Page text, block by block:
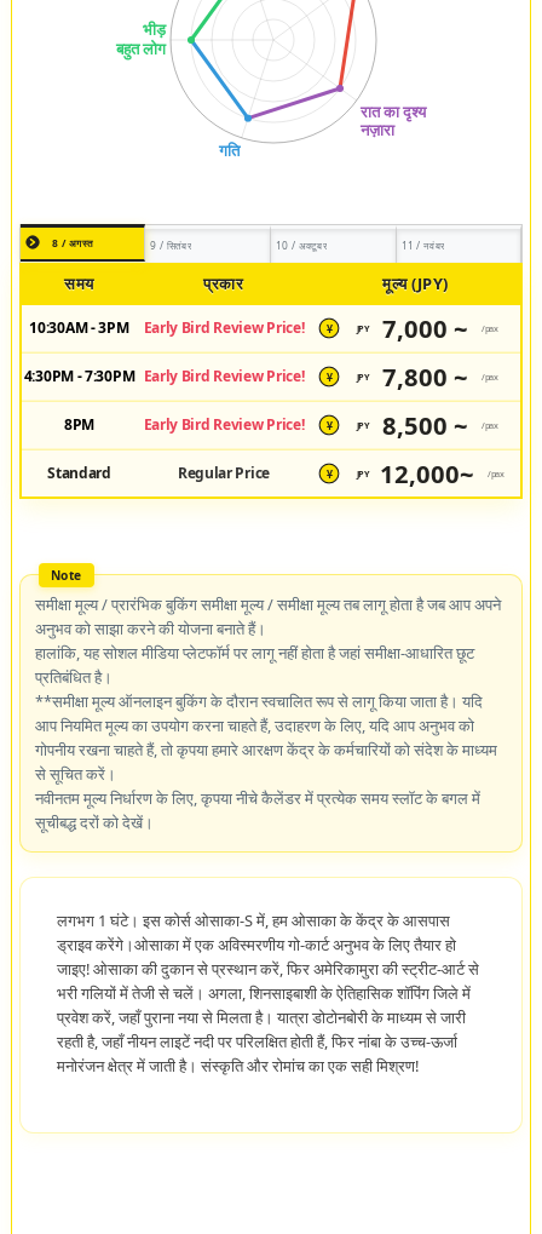
8 / अगस्त 9 / सितंबर 10 / अक्टूबर 11 / नवंबर
समय प्रकार मूल्य (JPY)
10:30AM - 3PM Early Bird Review Price! ¥ JPY 7,000 ~ /pax
4:30PM - 7:30PM Early Bird Review Price! ¥ JPY 7,800 ~ /pax
8PM Early Bird Review Price! ¥ JPY 8,500 ~ /pax
Standard Regular Price ¥ JPY 12,000~ /pax
समीक्षा मूल्य / प्रारंभिक बुकिंग समीक्षा मूल्य / समीक्षा मूल्य तब लागू होता है जब आप अपने
अनुभव को साझा करने की योजना बनाते हैं।
हालांकि, यह सोशल मीडिया प्लेटफॉर्म पर लागू नहीं होता है जहां समीक्षा-आधारित छूट
प्रतिबंधित है।
**समीक्षा मूल्य ऑनलाइन बुकिंग के दौरान स्वचालित रूप से लागू किया जाता है। यदि
आप नियमित मूल्य का उपयोग करना चाहते हैं, उदाहरण के लिए, यदि आप अनुभव को
गोपनीय रखना चाहते हैं, तो कृपया हमारे आरक्षण केंद्र के कर्मचारियों को संदेश के माध्यम
से सूचित करें।
नवीनतम मूल्य निर्धारण के लिए, कृपया नीचे कैलेंडर में प्रत्येक समय स्लॉट के बगल में
सूचीबद्ध दरों को देखें।
लगभग 1 घंटे। इस कोर्स ओसाका-S में, हम ओसाका के केंद्र के आसपास
ड्राइव करेंगे।ओसाका में एक अविस्मरणीय गो-कार्ट अनुभव के लिए तैयार हो
जाइए! ओसाका की दुकान से प्रस्थान करें, फिर अमेरिकामुरा की स्ट्रीट-आर्ट से
भरी गलियों में तेजी से चलें। अगला, शिनसाइबाशी के ऐतिहासिक शॉपिंग जिले में
प्रवेश करें, जहाँ पुराना नया से मिलता है। यात्रा डोटोनबोरी के माध्यम से जारी
रहती है, जहाँ नीयन लाइटें नदी पर परिलक्षित होती हैं, फिर नांबा के उच्च-ऊर्जा
मनोरंजन क्षेत्र में जाती है। संस्कृति और रोमांच का एक सही मिश्रण!